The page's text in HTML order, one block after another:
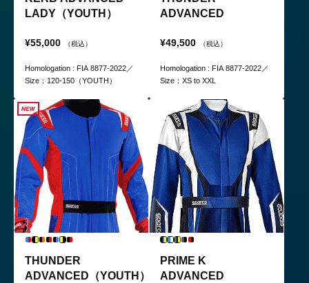
LADY（YOUTH）
¥55,000 （税込）
Homologation : FIA 8877-2022／
Size：120-150（YOUTH）
ADVANCED
¥49,500 （税込）
Homologation : FIA 8877-2022／
Size：XS to XXL
THUNDER
ADVANCED（YOUTH）
PRIME K
ADVANCED